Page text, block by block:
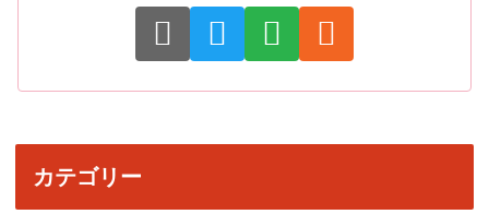
カテゴリー